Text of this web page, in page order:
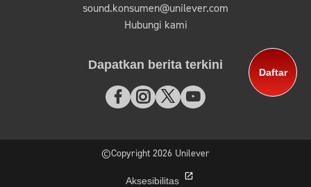
Daftar
sound.konsumen@unilever.com
Hubungi kami
Dapatkan berita terkini
©Copyright 2026 Unilever
Aksesibilitas